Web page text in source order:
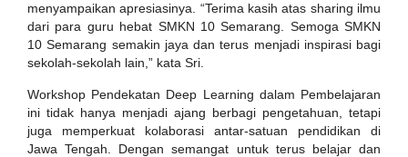
menyampaikan apresiasinya. “Terima kasih atas sharing ilmu
dari para guru hebat SMKN 10 Semarang. Semoga SMKN
10 Semarang semakin jaya dan terus menjadi inspirasi bagi
sekolah-sekolah lain,” kata Sri.
Workshop Pendekatan Deep Learning dalam Pembelajaran
ini tidak hanya menjadi ajang berbagi pengetahuan, tetapi
juga memperkuat kolaborasi antar-satuan pendidikan di
Jawa Tengah. Dengan semangat untuk terus belajar dan